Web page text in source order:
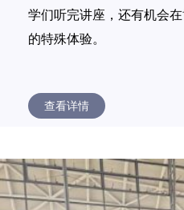
学们听完讲座，还有机会
的特殊体验。
查看详情